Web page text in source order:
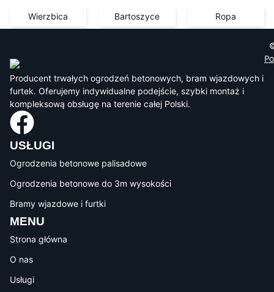
Wierzbica Bartoszyce Ropa
Producent trwałych ogrodzeń betonowych, bram wjazdowych i
furtek. Oferujemy indywidualne podejście, szybki montaż i
kompleksową obsługę na terenie całej Polski.
USŁUGI
Ogrodzenia betonowe palisadowe
Ogrodzenia betonowe do 3m wysokości
Bramy wjazdowe i furtki
MENU
Strona główna
O nas
Usługi